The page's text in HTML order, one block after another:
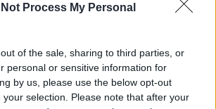
Not Process My Personal
of the sale, sharing to third parties, or
personal or sensitive information for
by us, please use the below opt-out
selection. Please note that after your
– «ΕΡΡΙΚΟΣ ΝΤΥΝΑΝ»/ΚΕΝΤΡΟ
στο α’ εξάμηνο του 2026 – Ο Oliver
με το κλείσιμο του